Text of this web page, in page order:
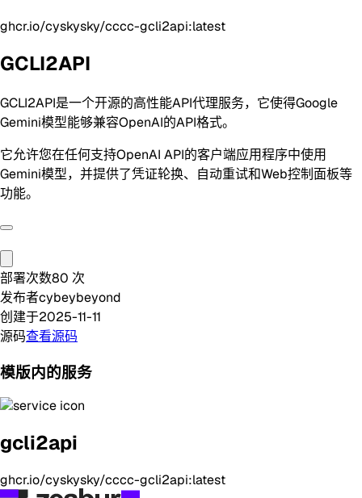
ghcr.io/cyskysky/cccc-gcli2api:latest
GCLI2API
GCLI2API是一个开源的高性能API代理服务，它使得Google
Gemini模型能够兼容OpenAI的API格式。
它允许您在任何支持OpenAI API的客户端应用程序中使用
Gemini模型，并提供了凭证轮换、自动重试和Web控制面板等
功能。
部署次数80 次
发布者cybeybeyond
创建于2025-11-11
源码查看源码
模版内的服务
gcli2api
ghcr.io/cyskysky/cccc-gcli2api:latest